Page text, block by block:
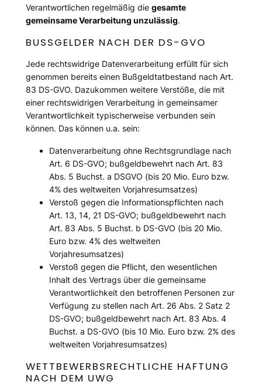
Verantwortlichen regelmäßig die gesamte
gemeinsame Verarbeitung unzulässig.
BUSSGELDER NACH DER DS-GVO
Jede rechtswidrige Datenverarbeitung erfüllt für sich
genommen bereits einen Bußgeldtatbestand nach Art.
83 DS-GVO. Dazukommen weitere Verstöße, die mit
einer rechtswidrigen Verarbeitung in gemeinsamer
Verantwortlichkeit typischerweise verbunden sein
können. Das können u.a. sein:
Datenverarbeitung ohne Rechtsgrundlage nach
Art. 6 DS-GVO; bußgeldbewehrt nach Art. 83
Abs. 5 Buchst. a DSGVO (bis 20 Mio. Euro bzw.
4% des weltweiten Vorjahresumsatzes)
Verstoß gegen die Informationspflichten nach
Art. 13, 14, 21 DS-GVO; bußgeldbewehrt nach
Art. 83 Abs. 5 Buchst. b DS-GVO (bis 20 Mio.
Euro bzw. 4% des weltweiten
Vorjahresumsatzes)
Verstoß gegen die Pflicht, den wesentlichen
Inhalt des Vertrags über die gemeinsame
Verantwortlichkeit den betroffenen Personen zur
Verfügung zu stellen nach Art. 26 Abs. 2 Satz 2
DS-GVO; bußgeldbewehrt nach Art. 83 Abs. 4
Buchst. a DS-GVO (bis 10 Mio. Euro bzw. 2% des
weltweiten Vorjahresumsatzes)
WETTBEWERBSRECHTLICHE HAFTUNG
NACH DEM UWG